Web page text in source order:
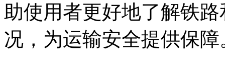
助使用者更好地了解铁
况，为运输安全提供保障